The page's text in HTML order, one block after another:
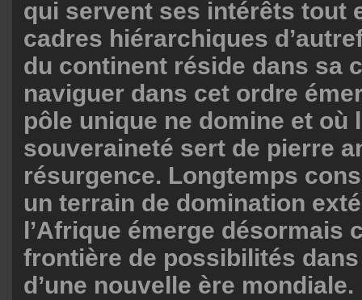
qui servent ses intérêts tout
cadres hiérarchiques
du continent réside dans sa
naviguer dans cet ordre
pôle unique ne domine et où
souveraineté sert de pierre
résurgence. Longtemps
un terrain de domination
l’Afrique émerge désormais
frontière de possibilités
d’une nouvelle ère mondiale.